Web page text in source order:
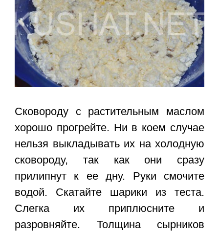
Сковороду с растительным маслом
хорошо прогрейте. Ни в коем случае
нельзя выкладывать их на холодную
сковороду, так как они сразу
прилипнут к ее дну. Руки смочите
водой. Скатайте шарики из теста.
Слегка их приплюсните и
разровняйте. Толщина сырников